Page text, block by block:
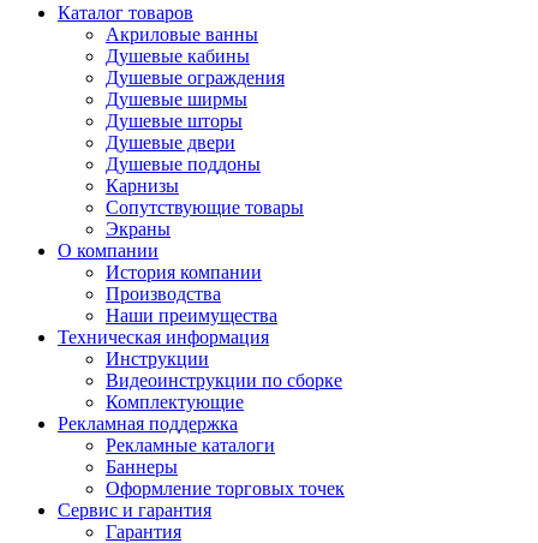
Каталог товаров
Акриловые ванны
Душевые кабины
Душевые ограждения
Душевые ширмы
Душевые шторы
Душевые двери
Душевые поддоны
Карнизы
Сопутствующие товары
Экраны
О компании
История компании
Производства
Наши преимущества
Техническая информация
Инструкции
Видеоинструкции по сборке
Комплектующие
Рекламная поддержка
Рекламные каталоги
Баннеры
Оформление торговых точек
Сервис и гарантия
Гарантия